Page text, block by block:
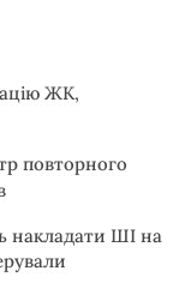
ЖК,
повторного
накладати ШІ на